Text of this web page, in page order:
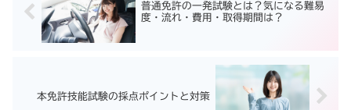
普通免許の一発試験とは？気になる難易
度・流れ・費用・取得期間は？
本免許技能試験の採点ポイントと対策